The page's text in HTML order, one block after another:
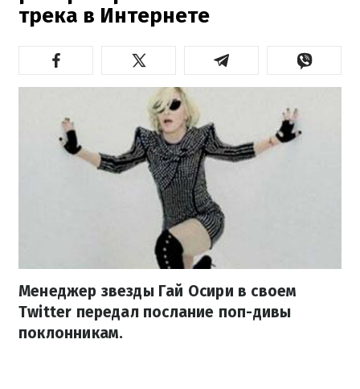
трека в Интернете
Менеджер звезды Гай Осири в своем
Twitter передал послание поп-дивы
поклонникам.